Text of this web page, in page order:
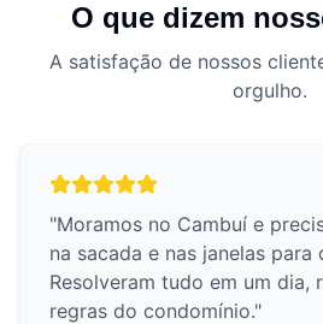
O que dizem
A satisfação de nossos
orgulho.
"Moramos no Cambuí e
na sacada e nas janelas para
Resolveram tudo em um dia,
regras do condomínio."